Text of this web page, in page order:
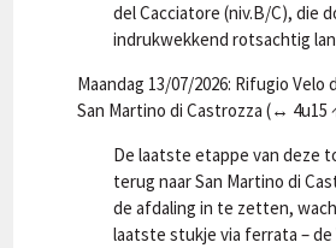
del Cacciatore (niv.B/C), die
indrukwekkend rotsachtig
Maandag 13/07/2026: Rifugio Velo
San Martino di Castrozza (↔ 4u15
De laatste etappe van deze
terug naar San Martino di
de afdaling in te zetten,
laatste stukje via ferrata – de